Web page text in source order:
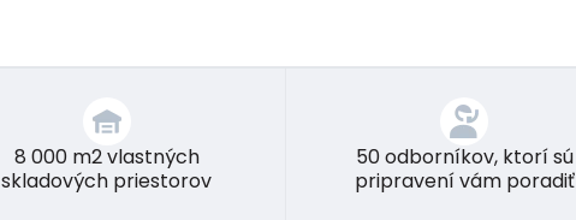
8 000 m2 vlastných
skladových priestorov
50 odborníkov, ktorí sú
pripravení vám poradiť